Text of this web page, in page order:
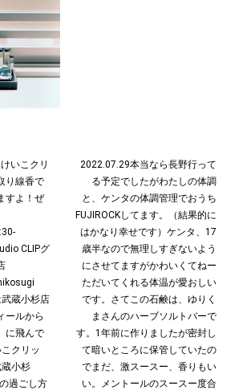
いこクリ
り線香で
すよ！ぜ
CLIPグ
蔵小杉店
ールから
に飛んで
クリッ
小杉
過ごし方
2022.07.29本当なら長野行って
る予定でしたがわたしの体調
と、ケンタの体調管理でおうち
FUJIROCKしてます。（結果的に
はかなり幸せです︎）ケンタ、17
歳半なので無理しすぎないよう
にさせてますがかわいくてねー
ただいてくれる体温が愛おしい
です。さてこの石鹸は、ゆりく
まさんのハーブソルトバーで
す。1年前に作りましたが密封し
て暗いところに保管していたの
でまだ、激スースー、香りもい
い。メントールのスースー度合